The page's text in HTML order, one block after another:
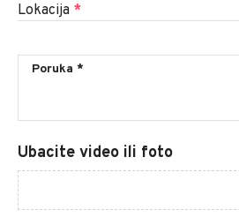
Lokacija *
Ubacite video ili foto